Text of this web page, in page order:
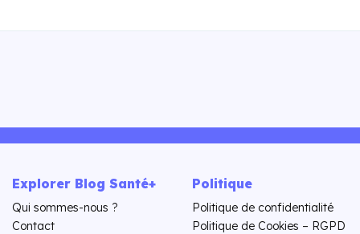
Explorer Blog Santé+
Qui sommes-nous ?
Contact
Politique
Politique de confidentialité
Politique de Cookies – RGPD